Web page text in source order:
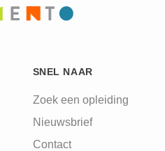
SNEL NAAR
Zoek een opleiding
Nieuwsbrief
Contact